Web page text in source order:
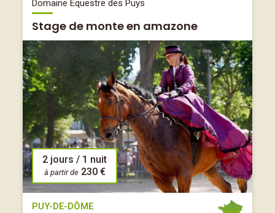
Domaine Équestre des Puys
Stage de monte en amazone
2 jours / 1 nuit
à partir de 230 €
PUY-DE-DÔME